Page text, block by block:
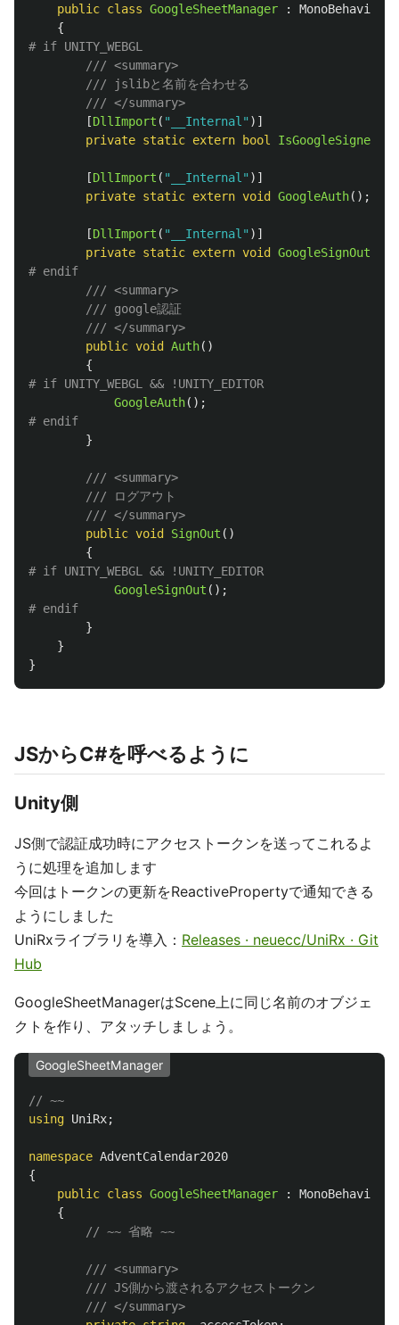
public class GoogleSheetManager :
MonoBehaviour
{
/// <summary>
/// jslibと名前を合わせる
/// </summary>
[DllImport ( "__Internal" )]
private static extern bool IsGoogleSignedIn
[DllImport ( "__Internal" )]
private static extern void GoogleAuth();
[DllImport ( "__Internal" )]
private static extern void GoogleSignOut
/// <summary>
/// google認証
/// </summary>
public void Auth()
{
GoogleAuth();
}
/// <summary>
/// ログアウト
/// </summary>
public void SignOut ()
{
GoogleSignOut ();
}
}
}
JSからC#を呼べるように
Unity側
JS側で認証成功時にアクセストークンを送ってこれるよ
うに処理を追加します
今回はトークンの更新をReactivePropertyで通知できる
ようにしました
UniRxライブラリを導入： Releases · neuecc/UniRx · Git
Hub
GoogleSheetManagerはScene上に同じ名前のオブジェ
クトを作り、アタッチしましょう。
GoogleSheetManager
// ~~
using UniRx;
namespace AdventCalendar2020
{
public class GoogleSheetManager :
MonoBehaviour
{
// ~~ 省略 ~~
/// <summary>
/// JS側から渡されるアクセストークン
/// </summary>